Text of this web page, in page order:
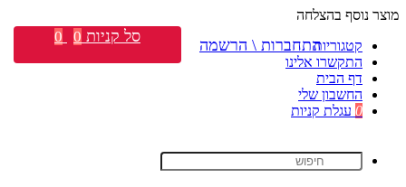
מוצר נוסף בהצלחה
קטגוריות
התקשרו אלינו
דף הבית
החשבון שלי
0 עגלת קניות
התחברות \ הרשמה סל קניות 0
0